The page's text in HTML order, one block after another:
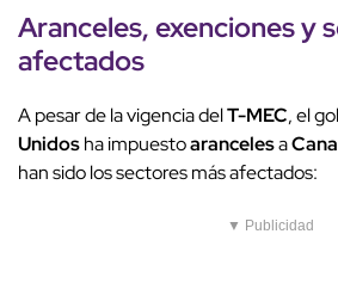
Aranceles, exenciones y
afectados
A pesar de la vigencia delT-MEC, el
Unidosha impuestoarancelesa
han sido los sectores más afectados:
▼ Publicidad